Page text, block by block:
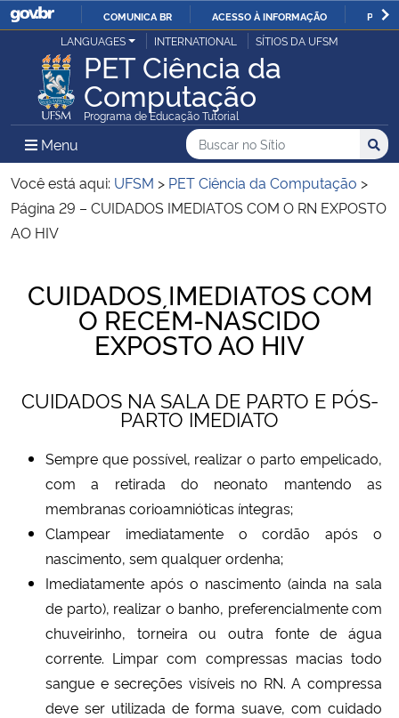
IR
PARA
O
CONTEÚDO
COMUNICA BR ACESSO À INFORMAÇÃO
Ministério da Justiça e Segurança Pública
Ministério da Defesa
Ministério das Relações Exteriores
Ministério da Economia
Ministério da Agricultura, Pecuária e Abastecimento
Ministério da Cidadania
Ministério da Saúde
Ministério de Minas e Energia
Ministério da Ciência, Tecnologia, Inovações e Comunicações
Ministério do Meio Ambiente
Ministério do Desenvolvimento Regional
LANGUAGES INTERNATIONAL SÍTIOS DA UFSM
PET Ciência da
Computação
Programa de Educação Tutorial
Menu Menu Principal do Sítio
Busca
Buscar no no Sítio
Busca:
Você está aqui: UFSM > PET Ciência da Computação >
Página 29 – CUIDADOS IMEDIATOS COM O RN EXPOSTO
AO HIV
CUIDADOS IMEDIATOS COM
O RECÉM-NASCIDO
EXPOSTO AO HIV
CUIDADOS NA SALA DE PARTO E PÓS-
PARTO IMEDIATO
Sempre que possível, realizar o parto empelicado,
com a retirada do neonato mantendo as
membranas corioamnióticas íntegras;
Clampear imediatamente o cordão após o
nascimento, sem qualquer ordenha;
Imediatamente após o nascimento (ainda na sala
de parto), realizar o banho, preferencialmente com
chuveirinho, torneira ou outra fonte de água
corrente. Limpar com compressas macias todo
sangue e secreções visíveis no RN. A compressa
deve ser utilizada de forma suave, com cuidado